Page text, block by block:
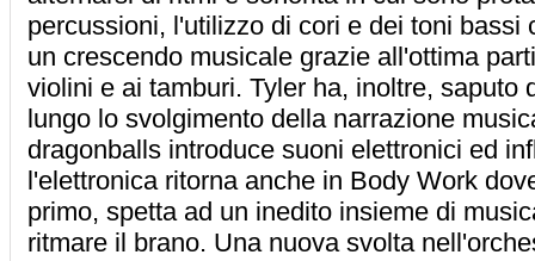
percussioni, l'utilizzo di cori e dei toni bassi
un crescendo musicale grazie all'ottima
violini e ai tamburi. Tyler ha, inoltre, saputo
lungo lo svolgimento della narrazione
dragonballs introduce suoni elettronici ed
l'elettronica ritorna anche in Body Work
primo, spetta ad un inedito insieme di
ritmare il brano. Una nuova svolta